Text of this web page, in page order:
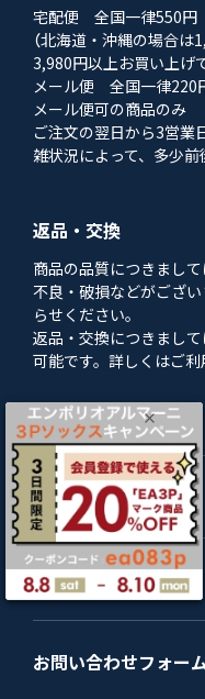
宅配便 全国一律550円
（北海道・沖縄の場合は
3,980円以上お買い上げ
メール便 全国一律220
メール便可の商品のみ
ご注文の翌日から3営業
雑状況によって、多少前
返品・交換
商品の品質につきまし
不良・破損などがござ
らせください。
返品・交換につきまし
可能です。詳しくはご利
ご利用ガイド
返品・交換について
お問い合わせフォー